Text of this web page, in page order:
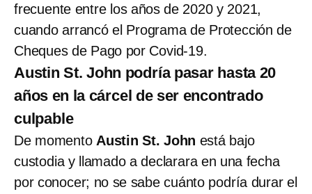
frecuente entre los años de 2020 y 2021,
cuando arrancó el Programa de Protección de
Cheques de Pago por Covid-19.
Austin St. John podría pasar hasta 20
años en la cárcel de ser encontrado
culpable
De momento Austin St. John está bajo
custodia y llamado a declarara en una fecha
por conocer; no se sabe cuánto podría durar el